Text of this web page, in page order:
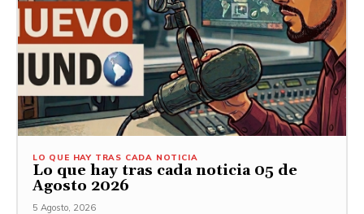
LO QUE HAY TRAS CADA NOTICIA
Lo que hay tras cada noticia 05 de
Agosto 2026
5 Agosto, 2026